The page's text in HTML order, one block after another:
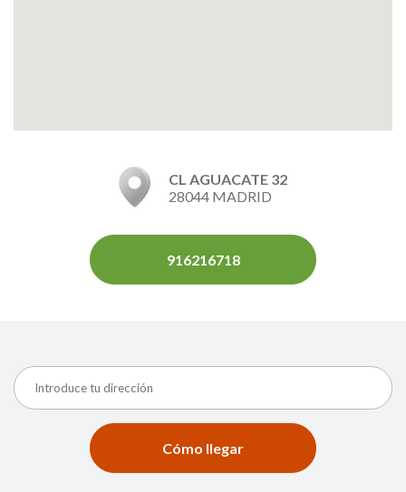
CL AGUACATE 32
28044 MADRID
916216718
Cómo llegar